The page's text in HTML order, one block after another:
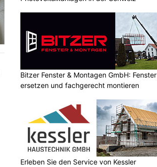
Bitzer Fenster & Montagen GmbH: Fenster
ersetzen und fachgerecht montieren
Erleben Sie den Service von Kessler